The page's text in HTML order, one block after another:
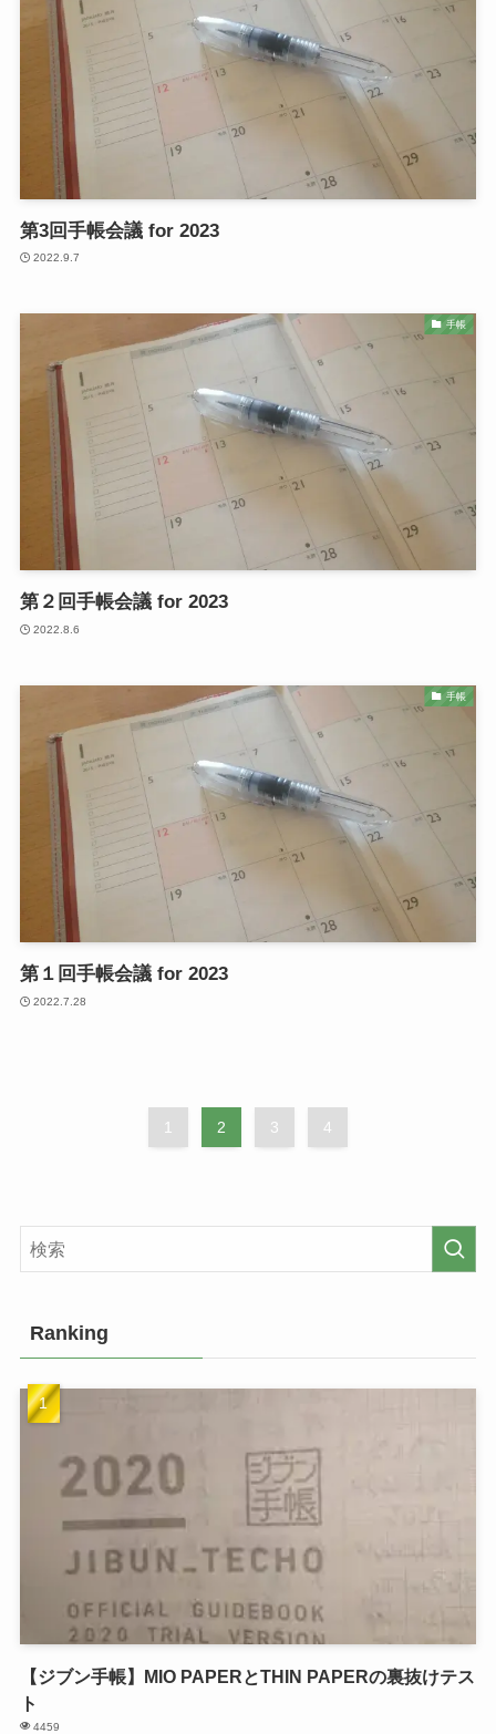
第3回手帳会議 for 2023
2022.9.7
手帳
第２回手帳会議 for 2023
2022.8.6
手帳
第１回手帳会議 for 2023
2022.7.28
1 2 3 4
Ranking
【ジブン手帳】MIO PAPERとTHIN PAPERの裏抜けテス
ト
4459